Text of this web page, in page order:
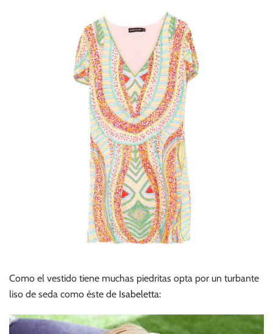
Como el vestido tiene muchas piedritas opta por un turbante
liso de seda como éste de Isabeletta: